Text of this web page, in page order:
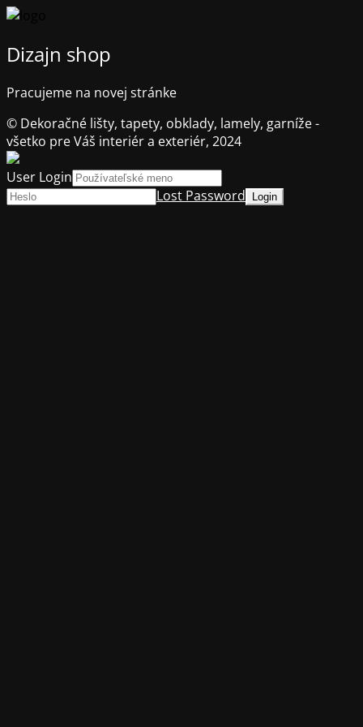
Dizajn shop
Pracujeme na novej stránke
© Dekoračné lišty, tapety, obklady, lamely, garníže -
všetko pre Váš interiér a exteriér, 2024
User Login
Lost Password